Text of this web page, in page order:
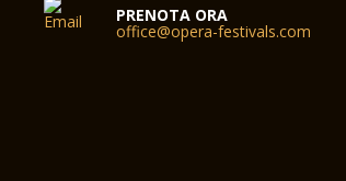
PRENOTA ORA
office@opera-festivals.com